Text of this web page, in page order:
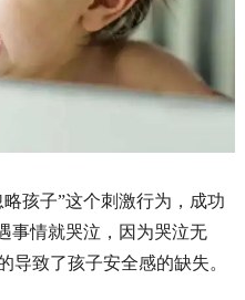
孩子”这个刺激行为，成功
事情就哭泣，因为哭泣无
导致了孩子安全感的缺失。